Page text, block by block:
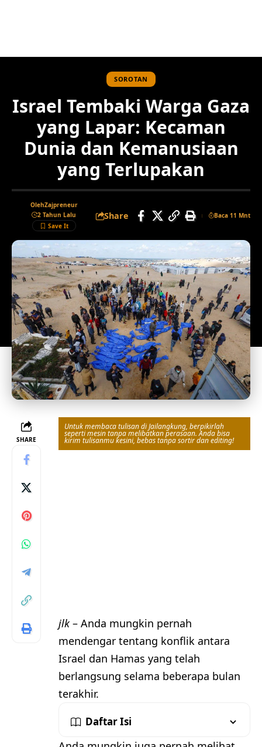
SOROTAN
Israel Tembaki Warga Gaza
yang Lapar: Kecaman
Dunia dan Kemanusiaan
yang Terlupakan
OlehZajpreneur
2 Tahun Lalu
Share Baca 11 Mnt
SHARE
Untuk membaca tulisan di Jailangkung, berpikirlah
seperti mesin tanpa melibatkan perasaan. Anda bisa
kirim tulisanmu kesini, bebas tanpa sortir dan editing!
jlk– Anda mungkin pernah
mendengar tentang konflik antara
Israel dan Hamas yang telah
berlangsung selama beberapa bulan
terakhir.
Daftar Isi